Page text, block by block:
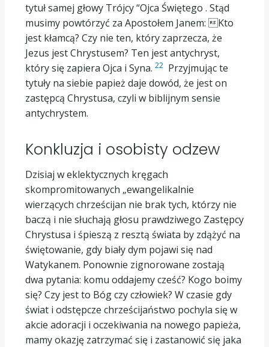
tytuł samej głowy Trójcy “Ojca Świętego . Stąd
musimy powtórzyć za Apostołem Janem: Kto
jest kłamcą? Czy nie ten, który zaprzecza, że
Jezus jest Chrystusem? Ten jest antychryst,
który się zapiera Ojca i Syna. 22 Przyjmując te
tytuły na siebie papież daje dowód, że jest on
zastępcą Chrystusa, czyli w biblijnym sensie
antychrystem.
Konkluzja i osobisty odzew
Dzisiaj w eklektycznych kręgach
skompromitowanych „ewangelikalnie
wierzących chrześcijan nie brak tych, którzy nie
baczą i nie słuchają głosu prawdziwego Zastępcy
Chrystusa i śpieszą z resztą świata by zdążyć na
świętowanie, gdy biały dym pojawi się nad
Watykanem. Ponownie zignorowane zostają
dwa pytania: komu oddajemy cześć? Kogo boimy
się? Czy jest to Bóg czy człowiek? W czasie gdy
świat i odstępcze chrześcijaństwo pochyla się w
akcie adoracji i oczekiwania na nowego papieża,
mamy okazję zatrzymać się i zastanowić się jaka